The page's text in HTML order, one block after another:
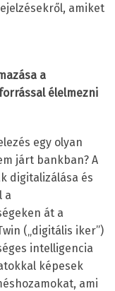
amiket
a
élelmezni
egy olyan
járt bankban? A
digitalizálása és
a
át a
(„digitális iker”)
intelligencia
képesek
ami